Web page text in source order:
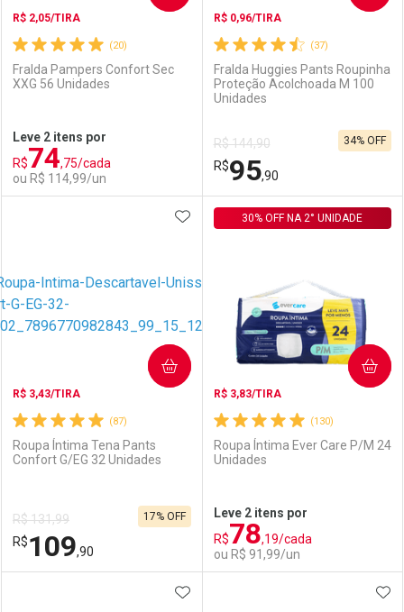
Comprar sem Desconto
Por R$ 106,99/cada
Comprar sem Desconto
Por R$ 106,99/cada
Comprar sem Desconto
Por R$ 139,99/cada
Comprar sem Desconto
Por R$ 139,99/cada
(20)
R$ 2,05/TIRA
Fralda Pampers Confort Sec
XXG 56 Unidades
Leve 2 itens por
R$74,75/cada
ou R$ 114,99/un
Laboratório
Comprar sem Desconto
Por R$ 114,99/cada
Por Menos
Comprar sem Desconto
Por R$ 114,99/cada
(37)
R$ 0,96/TIRA
Fralda Huggies Pants Roupinha
Proteção Acolchoada M 100
Unidades
R$ 144,90
R$95,90
34% OFF
Comprar sem Desconto
Por R$ 95,90/cada
Comprar sem Desconto
Por R$ 95,90/cada
(87)
R$ 3,43/TIRA
Roupa Íntima Tena Pants
Confort G/EG 32 Unidades
R$ 131,99
R$109,90
17% OFF
ADICIONAR AOS FAVORITOS
COMPRAR
(130)
R$ 3,83/TIRA
Roupa Íntima Ever Care P/M 24
Unidades
30% OFF NA 2° UNIDADE
Leve 2 itens por
R$78,19/cada
ou R$ 91,99/un
COMPRAR
ADICIONAR AOS FAVORITOS